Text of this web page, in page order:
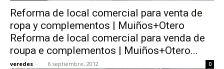
Reforma de local comercial para venta de
ropa y complementos | Muiños+Otero
Reforma de local comercial para venda de
roupa e complementos | Muiños+Otero...
veredes - 6 septiembre, 2012 0